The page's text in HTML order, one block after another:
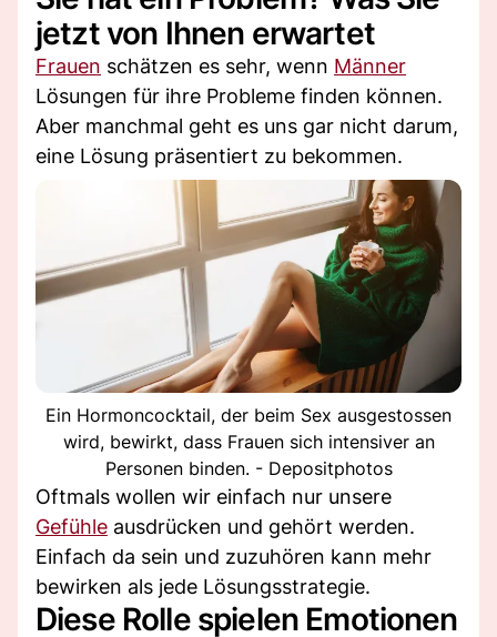
jetzt von Ihnen erwartet
Frauen schätzen es sehr, wenn Männer
Lösungen für ihre Probleme finden können.
Aber manchmal geht es uns gar nicht darum,
eine Lösung präsentiert zu bekommen.
Ein Hormoncocktail, der beim Sex ausgestossen
wird, bewirkt, dass Frauen sich intensiver an
Personen binden. - Depositphotos
Oftmals wollen wir einfach nur unsere
Gefühle ausdrücken und gehört werden.
Einfach da sein und zuzuhören kann mehr
bewirken als jede Lösungsstrategie.
Diese Rolle spielen Emotionen